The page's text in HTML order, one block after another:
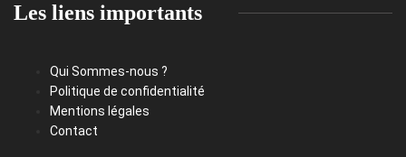
Les liens importants
Qui Sommes-nous ?
Politique de confidentialité
Mentions légales
Contact